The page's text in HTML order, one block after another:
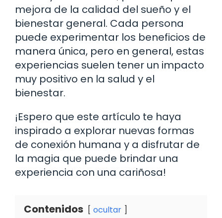
mejora de la calidad del sueño y el
bienestar general. Cada persona
puede experimentar los beneficios de
manera única, pero en general, estas
experiencias suelen tener un impacto
muy positivo en la salud y el
bienestar.
¡Espero que este artículo te haya
inspirado a explorar nuevas formas
de conexión humana y a disfrutar de
la magia que puede brindar una
experiencia con una cariñosa!
Contenidos ocultar